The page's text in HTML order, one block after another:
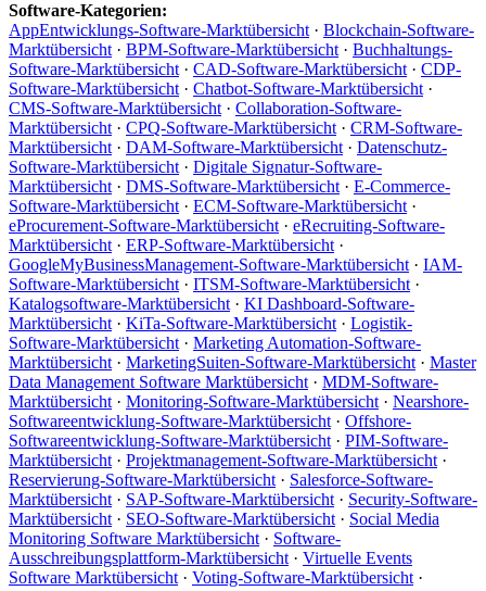
Software-Kategorien:
AppEntwicklungs-Software-Marktübersicht · Blockchain-Software-
Marktübersicht · BPM-Software-Marktübersicht · Buchhaltungs-
Software-Marktübersicht · CAD-Software-Marktübersicht · CDP-
Software-Marktübersicht · Chatbot-Software-Marktübersicht ·
CMS-Software-Marktübersicht · Collaboration-Software-
Marktübersicht · CPQ-Software-Marktübersicht · CRM-Software-
Marktübersicht · DAM-Software-Marktübersicht · Datenschutz-
Software-Marktübersicht · Digitale Signatur-Software-
Marktübersicht · DMS-Software-Marktübersicht · E-Commerce-
Software-Marktübersicht · ECM-Software-Marktübersicht ·
eProcurement-Software-Marktübersicht · eRecruiting-Software-
Marktübersicht · ERP-Software-Marktübersicht ·
GoogleMyBusinessManagement-Software-Marktübersicht · IAM-
Software-Marktübersicht · ITSM-Software-Marktübersicht ·
Katalogsoftware-Marktübersicht · KI Dashboard-Software-
Marktübersicht · KiTa-Software-Marktübersicht · Logistik-
Software-Marktübersicht · Marketing Automation-Software-
Marktübersicht · MarketingSuiten-Software-Marktübersicht · Master
Data Management Software Marktübersicht · MDM-Software-
Marktübersicht · Monitoring-Software-Marktübersicht · Nearshore-
Softwareentwicklung-Software-Marktübersicht · Offshore-
Softwareentwicklung-Software-Marktübersicht · PIM-Software-
Marktübersicht · Projektmanagement-Software-Marktübersicht ·
Reservierung-Software-Marktübersicht · Salesforce-Software-
Marktübersicht · SAP-Software-Marktübersicht · Security-Software-
Marktübersicht · SEO-Software-Marktübersicht · Social Media
Monitoring Software Marktübersicht · Software-
Ausschreibungsplattform-Marktübersicht · Virtuelle Events
Software Marktübersicht · Voting-Software-Marktübersicht ·